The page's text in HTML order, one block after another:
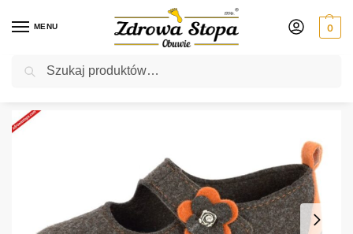
MENU 0
Rabat ⚡ 5% kod: ZDROWASTOPA (na obuwie poza promocją)